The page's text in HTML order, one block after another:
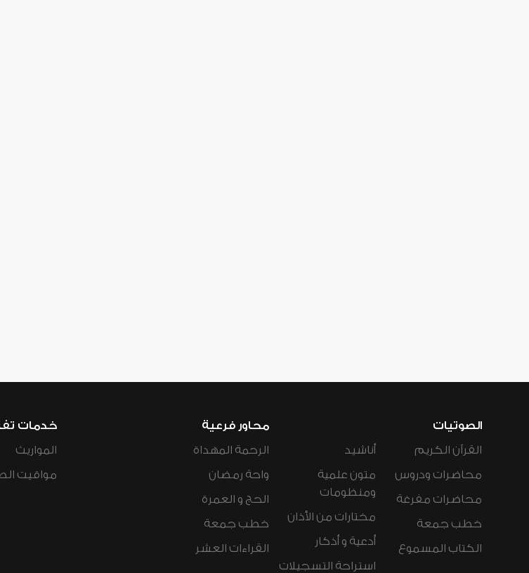
الصوتيات
القرآن الكريم
محاضرات ودروس
محاضرات مفرغة
خطب جمعة
الكتاب المسموع
أناشيد
متون علمية
ومنظومات
مختارات من الأذان
أدعية و أذكار
استراحة التسجيلات
محاور فرعية
الرحمة المهداة
واحة رمضان
الحج و العمرة
خطب جمعة
القراءات العشر
خدمات
المواريث
مواقيت